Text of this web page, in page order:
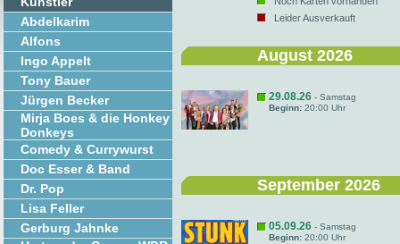
Abdelkarim
Alfons
Ingo Appelt
Tony Bauer
Jürgen Becker
Mirja Boes & die Honkey
Donkeys
Comedy & Currywurst
Doc Esser & Band
Dr. Pop
Lisa Feller
Gerburg Jahnke
Leider Ausverkauft
August 2026
29.08.26 - Samstag
Beginn: 20:00 Uhr
September 2026
05.09.26 - Samstag
Beginn: 20:00 Uhr